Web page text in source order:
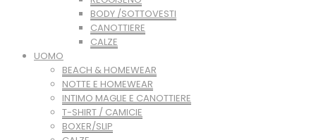
BODY /SOTTOVESTI
CANOTTIERE
CALZE
UOMO
BEACH & HOMEWEAR
NOTTE E HOMEWEAR
INTIMO MAGLIE E CANOTTIERE
T-SHIRT / CAMICIE
BOXER/SLIP